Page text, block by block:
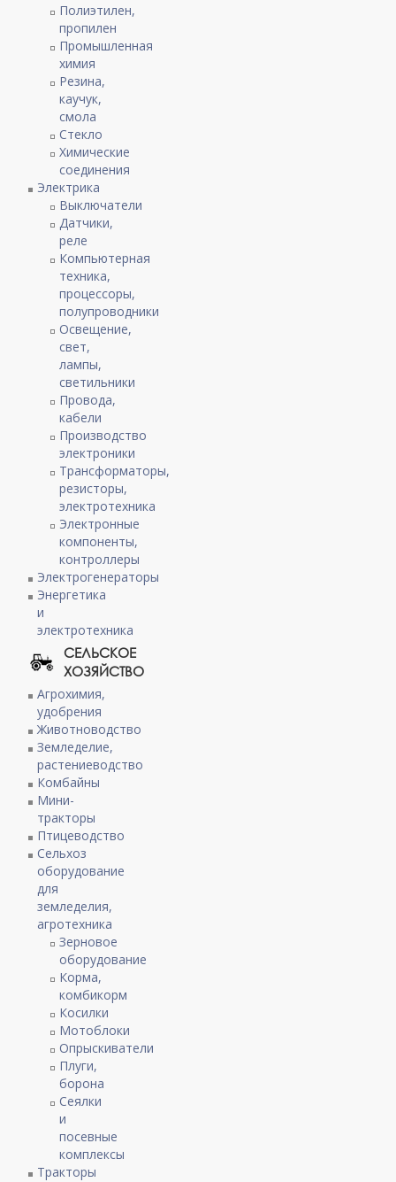
Полиэтилен,
пропилен
Промышленная
химия
Резина,
каучук,
смола
Стекло
Химические
соединения
Электрика
Выключатели
Датчики,
реле
Компьютерная
техника,
процессоры,
полупроводники
Освещение,
свет,
лампы,
светильники
Провода,
кабели
Производство
электроники
Трансформаторы,
резисторы,
электротехника
Электронные
компоненты,
контроллеры
Электрогенераторы
Энергетика
и
электротехника
СЕЛЬСКОЕ
ХОЗЯЙСТВО
Агрохимия,
удобрения
Животноводство
Земледелие,
растениеводство
Комбайны
Мини-
тракторы
Птицеводство
Сельхоз
оборудование
для
земледелия,
агротехника
Зерновое
оборудование
Корма,
комбикорм
Косилки
Мотоблоки
Опрыскиватели
Плуги,
борона
Сеялки
и
посевные
комплексы
Тракторы